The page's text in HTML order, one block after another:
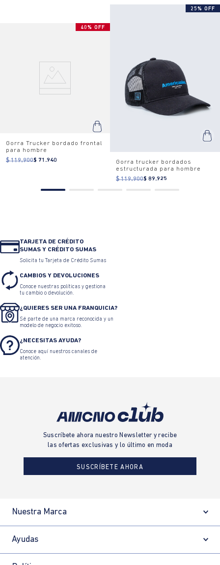
40% OFF
Gorra Trucker bordado frontal
para hombre
$ 119.900$ 71.940
25% OFF
Gorra trucker bordados
estructurada para hombre
$ 119.900$ 89.925
TARJETA DE CRÉDITO
SUMAS Y CRÉDITO SUMAS
Solicita tu Tarjeta de Crédito Sumas
CAMBIOS Y DEVOLUCIONES
Conoce nuestras políticas y gestiona
tu cambio o devolución.
¿QUIERES SER UNA FRANQUICIA?
Sé parte de una marca reconocida y un
modelo de negocio exitoso.
¿NECESITAS AYUDA?
Conoce aquí nuestros canales de
atención.
Suscríbete ahora nuestro Newsletter y recibe
las ofertas exclusivas y lo último en moda
SUSCRÍBETE AHORA
Nuestra Marca
Ayudas